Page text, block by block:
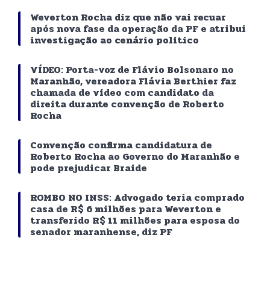
Weverton Rocha diz que não vai recuar
após nova fase da operação da PF e atribui
investigação ao cenário político
VÍDEO: Porta-voz de Flávio Bolsonaro no
Maranhão, vereadora Flávia Berthier faz
chamada de vídeo com candidato da
direita durante convenção de Roberto
Rocha
Convenção confirma candidatura de
Roberto Rocha ao Governo do Maranhão e
pode prejudicar Braide
ROMBO NO INSS: Advogado teria comprado
casa de R$ 6 milhões para Weverton e
transferido R$ 11 milhões para esposa do
senador maranhense, diz PF